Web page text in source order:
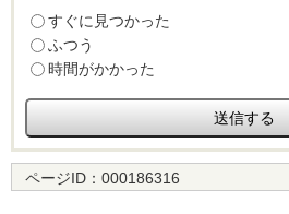
すぐに見つかった
ふつう
時間がかかった
ページID： 000186316